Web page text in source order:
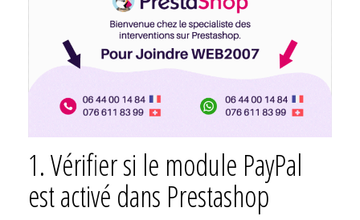
1. Vérifier si le module PayPal
est activé dans Prestashop